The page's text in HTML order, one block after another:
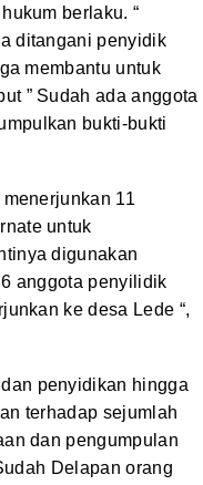
berlaku. “
ditangani penyidik
membantu untuk
” Sudah ada anggota
bukti-bukti
11
untuk
digunakan
anggota penyilidik
ke desa Lede “,
penyidikan hingga
terhadap sejumlah
dan pengumpulan
Delapan orang